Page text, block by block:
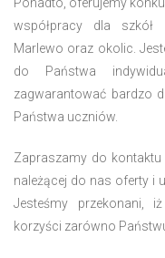
współpracy dla szkół
Marlewo oraz okolic.
do Państwa
zagwarantować bardzo
Państwa uczniów.
Zapraszamy do
należącej do nas oferty i
Jesteśmy przekonani,
korzyści zarówno